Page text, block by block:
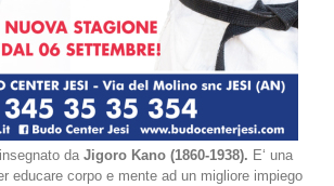
da Jigoro Kano (1860-1938). E‘ una
educare corpo e mente ad un migliore impiego